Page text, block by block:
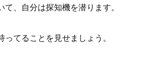
、自分は探知機を潜ります。
てることを見せましょう。